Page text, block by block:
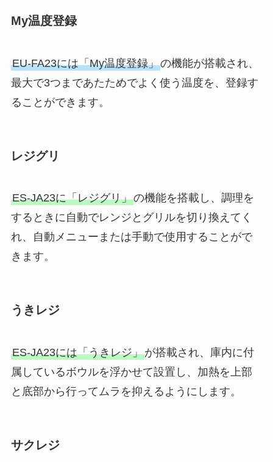
My温度登録
EU-FA23には「My温度登録」の機能が搭載され、
最大で3つまであたためでよく使う温度を、登録す
ることができます。
レジグリ
ES-JA23に「レジグリ」の機能を搭載し、調理を
するときに自動でレンジとグリルを切り換えてく
れ、自動メニューまたは手動で使用することがで
きます。
うきレジ
ES-JA23には「うきレジ」が搭載され、庫内に付
属しているボウルを浮かせて設置し、加熱を上部
と底部から行ってムラを抑えるようにします。
サクレジ